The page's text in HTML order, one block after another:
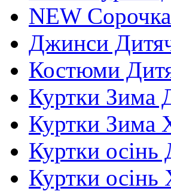
NEW
Джинси
Костюми
Куртки Зима
Куртки Зима
Куртки осінь
Куртки